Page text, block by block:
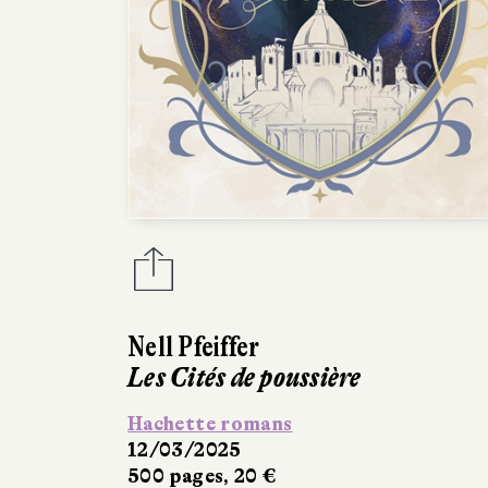
Nell Pfeiffer
Les Cités de poussière
Hachette romans
12/03/2025
500 pages, 20 €